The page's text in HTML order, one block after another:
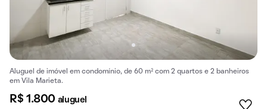
Aluguel de imóvel em condomínio, de 60 m² com 2 quartos e 2 banheiros
em Vila Marieta.
R$ 1.800 aluguel